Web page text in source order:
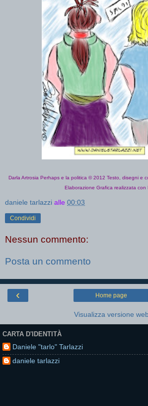
Darla Artrosia Perhaps e la politica © 2012 Testo, disegni e
Elaborazione Grafica realizzata con
daniele tarlazzi alle 00:03
Condividi
Nessun commento:
Posta un commento
‹ Home page
Visualizza versione
CARTA D'IDENTITÀ
Daniele "tarlo" Tarlazzi
daniele tarlazzi